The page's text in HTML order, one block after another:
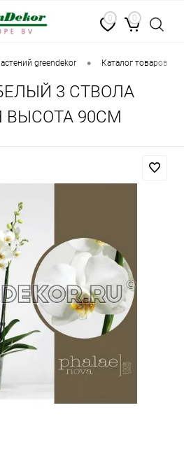
0 0
greendekor • каталог товаров
3 СТВОЛА
90СМ